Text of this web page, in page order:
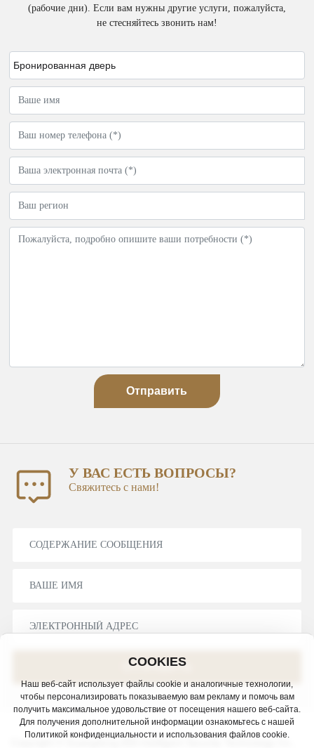
(рабочие дни). Если вам нужны другие услуги, пожалуйста,
не стесняйтесь звонить нам!
Бронированная дверь
Отправить
У ВАС ЕСТЬ ВОПРОСЫ?
Свяжитесь с нами!
ОТПРАВИТЬ
Copyright © Guangdong AlSl Intelligent Security Technology Co.,
COOKIES
Наш веб-сайт использует файлы cookie и аналогичные технологии,
чтобы персонализировать показываемую вам рекламу и помочь вам
получить максимальное удовольствие от посещения нашего веб-сайта.
Для получения дополнительной информации ознакомьтесь с нашей
Политикой конфиденциальности и использования файлов cookie.